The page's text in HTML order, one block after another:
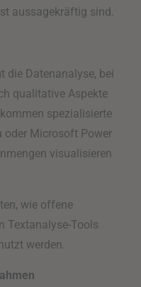
aussagekräftig sind.
die Datenanalyse, bei
qualitative Aspekte
spezialisierte
oder Microsoft Power
visualisieren
wie offene
Textanalyse-Tools
werden.